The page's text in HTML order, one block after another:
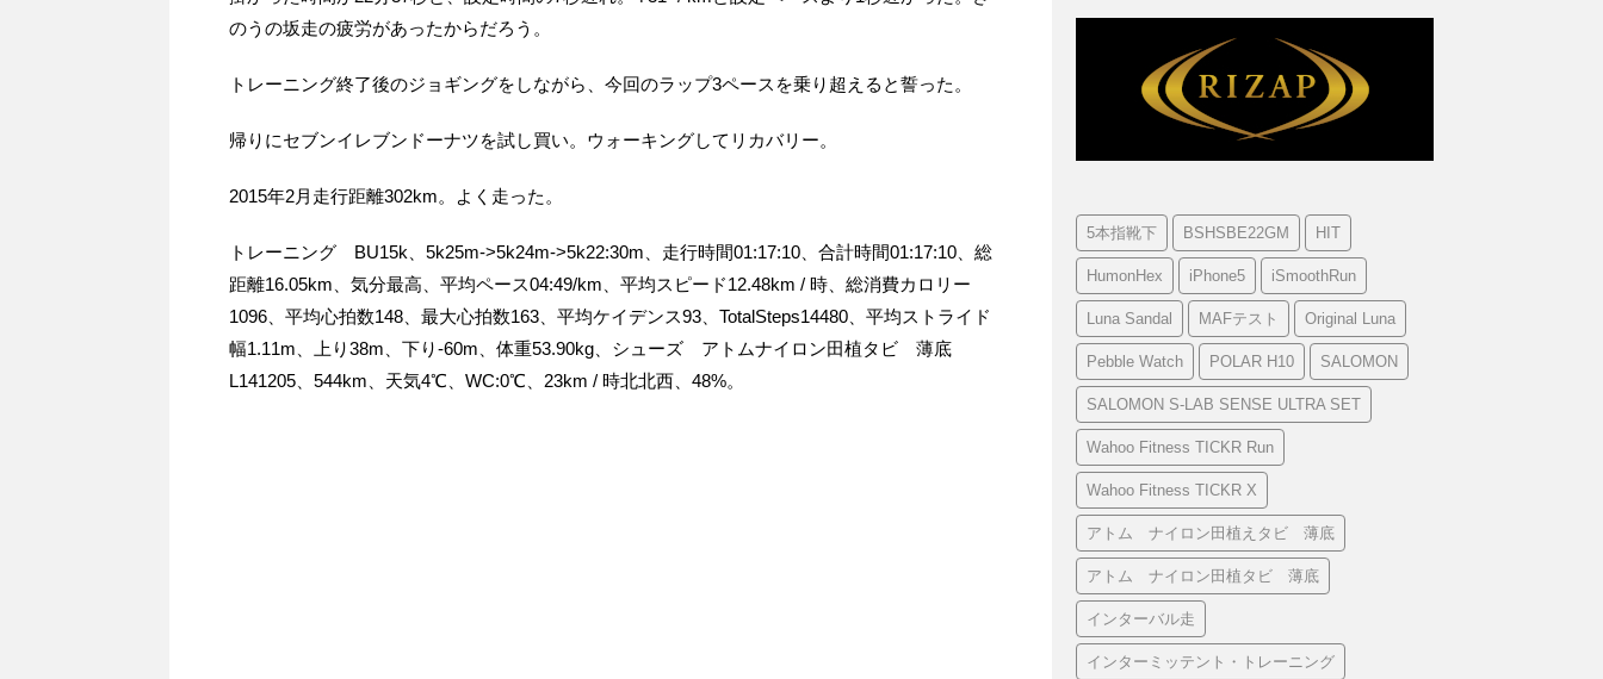
のうの坂走の疲労があったからだろう。
トレーニング終了後のジョギングをしながら、今回のラップ3ペースを乗り超えると誓った。
帰りにセブンイレブンドーナツを試し買い。ウォーキングしてリカバリー。
2015年2月走行距離302km。よく走った。
トレーニング BU15k、5k25m->5k24m->5k22:30m、走行時間01:17:10、合計時間01:17:10、総
距離16.05km、気分最高、平均ペース04:49/km、平均スピード12.48km / 時、総消費カロリー
1096、平均心拍数148、最大心拍数163、平均ケイデンス93、TotalSteps14480、平均ストライド
幅1.11m、上り38m、下り-60m、体重53.90kg、シューズ アトムナイロン田植タビ 薄底
L141205、544km、天気4℃、WC:0℃、23km / 時北北西、48%。
5本指靴下 BSHSBE22GM HIT
HumonHex iPhone5 iSmoothRun
Luna Sandal MAFテスト Original Luna
Pebble Watch POLAR H10 SALOMON
SALOMON S-LAB SENSE ULTRA SET
Wahoo Fitness TICKR Run
Wahoo Fitness TICKR X
アトム ナイロン田植えタビ 薄底
アトム ナイロン田植タビ 薄底
インターバル走
インターミッテント・トレーニング